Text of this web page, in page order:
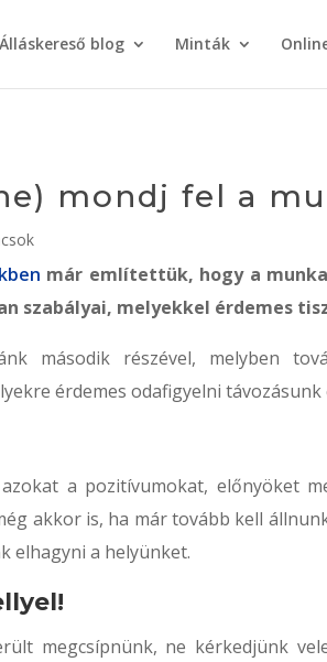
Álláskereső blog Minták
mondj fel a
már említettük, hogy a
szabályai, melyekkel érdemes
második részével, melyben
érdemes odafigyelni távozásunk
a pozitívumokat, előnyöket
akkor is, ha már tovább kell
elhagyni a helyünket.
megcsípnünk, ne kérkedjünk